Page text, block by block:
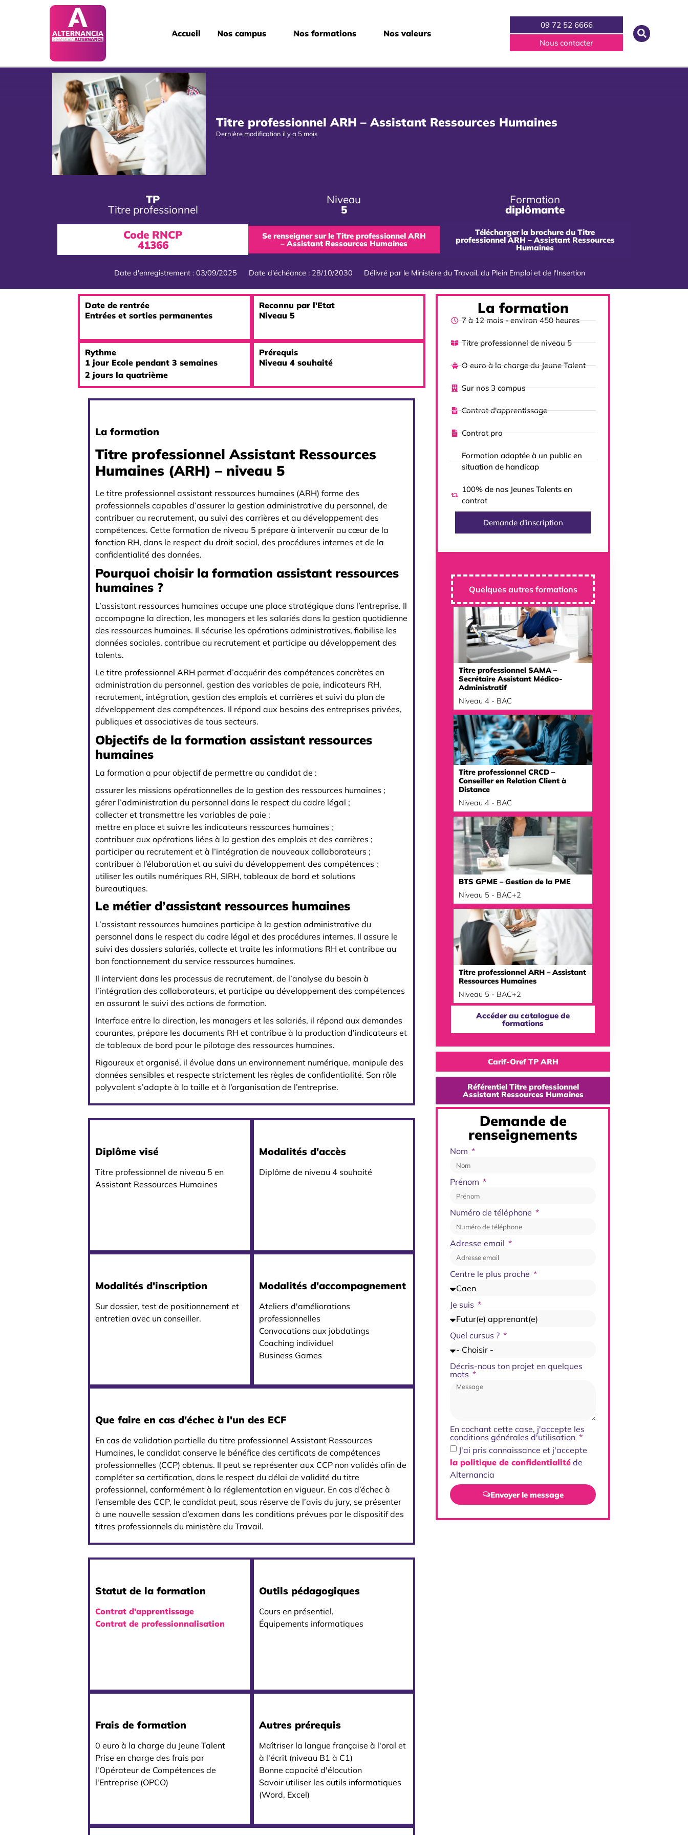
Accueil Nos campus Nos formations Nos valeurs
09 72 52 6666
Nous contacter
Titre professionnel ARH – Assistant Ressources Humaines
Dernière modification il y a 5 mois
TP
Titre professionnel
Niveau
5
Formation
diplômante
Code RNCP
41366
Se renseigner sur le Titre professionnel ARH
– Assistant Ressources Humaines
Télécharger la brochure du Titre
professionnel ARH – Assistant Ressources
Humaines
Date d'enregistrement : 03/09/2025 Date d'échéance : 28/10/2030 Délivré par le Ministère du Travail, du Plein Emploi et de l'Insertion
Date de rentrée
Entrées et sorties permanentes
Reconnu par l'Etat
Niveau 5
Rythme
1 jour Ecole pendant 3 semaines
2 jours la quatrième
Prérequis
Niveau 4 souhaité
La formation
Titre professionnel Assistant Ressources
Humaines (ARH) – niveau 5
Le titre professionnel assistant ressources humaines (ARH) forme des
professionnels capables d’assurer la gestion administrative du personnel, de
contribuer au recrutement, au suivi des carrières et au développement des
compétences. Cette formation de niveau 5 prépare à intervenir au cœur de la
fonction RH, dans le respect du droit social, des procédures internes et de la
confidentialité des données.
Pourquoi choisir la formation assistant ressources
humaines ?
L’assistant ressources humaines occupe une place stratégique dans l’entreprise. Il
accompagne la direction, les managers et les salariés dans la gestion quotidienne
des ressources humaines. Il sécurise les opérations administratives, fiabilise les
données sociales, contribue au recrutement et participe au développement des
talents.
Le titre professionnel ARH permet d’acquérir des compétences concrètes en
administration du personnel, gestion des variables de paie, indicateurs RH,
recrutement, intégration, gestion des emplois et carrières et suivi du plan de
développement des compétences. Il répond aux besoins des entreprises privées,
publiques et associatives de tous secteurs.
Objectifs de la formation assistant ressources
humaines
La formation a pour objectif de permettre au candidat de :
assurer les missions opérationnelles de la gestion des ressources humaines ;
gérer l’administration du personnel dans le respect du cadre légal ;
collecter et transmettre les variables de paie ;
mettre en place et suivre les indicateurs ressources humaines ;
contribuer aux opérations liées à la gestion des emplois et des carrières ;
participer au recrutement et à l’intégration de nouveaux collaborateurs ;
contribuer à l’élaboration et au suivi du développement des compétences ;
utiliser les outils numériques RH, SIRH, tableaux de bord et solutions
bureautiques.
Le métier d’assistant ressources humaines
L’assistant ressources humaines participe à la gestion administrative du
personnel dans le respect du cadre légal et des procédures internes. Il assure le
suivi des dossiers salariés, collecte et traite les informations RH et contribue au
bon fonctionnement du service ressources humaines.
Il intervient dans les processus de recrutement, de l’analyse du besoin à
l’intégration des collaborateurs, et participe au développement des compétences
en assurant le suivi des actions de formation.
Interface entre la direction, les managers et les salariés, il répond aux demandes
courantes, prépare les documents RH et contribue à la production d’indicateurs et
de tableaux de bord pour le pilotage des ressources humaines.
Rigoureux et organisé, il évolue dans un environnement numérique, manipule des
données sensibles et respecte strictement les règles de confidentialité. Son rôle
polyvalent s’adapte à la taille et à l’organisation de l’entreprise.
Diplôme visé
Titre professionnel de niveau 5 en
Assistant Ressources Humaines
Modalités d'accès
Diplôme de niveau 4 souhaité
Modalités d'inscription
Sur dossier, test de positionnement et
entretien avec un conseiller.
Modalités d'accompagnement
Ateliers d'améliorations
professionnelles
Convocations aux jobdatings
Coaching individuel
Business Games
Que faire en cas d'échec à l'un des ECF
En cas de validation partielle du titre professionnel Assistant Ressources
Humaines, le candidat conserve le bénéfice des certificats de compétences
professionnelles (CCP) obtenus. Il peut se représenter aux CCP non validés afin de
compléter sa certification, dans le respect du délai de validité du titre
professionnel, conformément à la réglementation en vigueur. En cas d’échec à
l’ensemble des CCP, le candidat peut, sous réserve de l’avis du jury, se présenter
à une nouvelle session d’examen dans les conditions prévues par le dispositif des
titres professionnels du ministère du Travail.
Statut de la formation
Contrat d'apprentissage
Contrat de professionnalisation
Outils pédagogiques
Cours en présentiel,
Équipements informatiques
Frais de formation
0 euro à la charge du Jeune Talent
Prise en charge des frais par
l'Opérateur de Compétences de
l'Entreprise (OPCO)
Autres prérequis
Maîtriser la langue française à l'oral et
à l'écrit (niveau B1 à C1)
Bonne capacité d'élocution
Savoir utiliser les outils informatiques
(Word, Excel)
La formation
7 à 12 mois - environ 450 heures
Titre professionnel de niveau 5
O euro à la charge du Jeune Talent
Sur nos 3 campus
Contrat d'apprentissage
Contrat pro
Formation adaptée à un public en
situation de handicap
100% de nos Jeunes Talents en
contrat
Demande d'inscription
Quelques autres formations
Titre professionnel SAMA –
Secrétaire Assistant Médico-
Administratif
Niveau 4 - BAC
Titre professionnel CRCD –
Conseiller en Relation Client à
Distance
Niveau 4 - BAC
BTS GPME – Gestion de la PME
Niveau 5 - BAC+2
Titre professionnel ARH – Assistant
Ressources Humaines
Niveau 5 - BAC+2
Accéder au catalogue de
formations
Carif-Oref TP ARH
Référentiel Titre professionnel
Assistant Ressources Humaines
Demande de
renseignements
Nom
Prénom
Numéro de téléphone
Adresse email
Centre le plus proche
Je suis
Quel cursus ?
Décris-nous ton projet en quelques
mots
En cochant cette case, j'accepte les
conditions générales d'utilisation
J'ai pris connaissance et j'accepte
la politique de confidentialité de
Alternancia
Envoyer le message